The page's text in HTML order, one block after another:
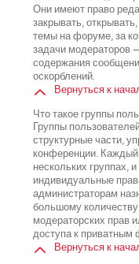
Они имеют право
закрывать,
темы на форуме, за
задачи модераторов
содержания
оскорблений.
Вернуться к
Что такое группы
Группы
структурные части,
конференции. Каждый
нескольких группах,
индивидуальные
администраторам
большому
модераторских прав
доступа к
Вернуться к